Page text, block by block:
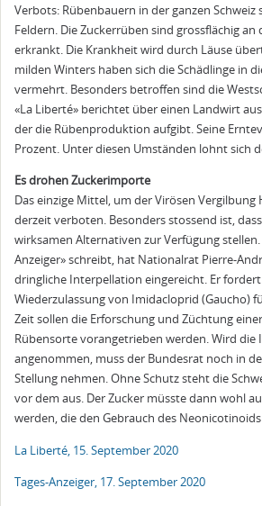
Verbots: Rübenbauern in der ganzen Schweiz
Feldern. Die Zuckerrüben sind grossflächig
erkrankt. Die Krankheit wird durch Läuse
milden Winters haben sich die Schädlinge in
vermehrt. Besonders betroffen sind die
«La Liberté» berichtet über einen Landwirt
der die Rübenproduktion aufgibt. Seine
Prozent. Unter diesen Umständen lohnt sich
Es drohen Zuckerimporte
Das einzige Mittel, um der Virösen Vergilbung
derzeit verboten. Besonders stossend ist,
wirksamen Alternativen zur Verfügung stellen.
Anzeiger» schreibt, hat Nationalrat Pierre-
dringliche Interpellation eingereicht. Er
Wiederzulassung von Imidacloprid (Gaucho)
Zeit sollen die Erforschung und Züchtung
Rübensorte vorangetrieben werden. Wird die
angenommen, muss der Bundesrat noch in
Stellung nehmen. Ohne Schutz steht die
vor dem aus. Der Zucker müsste dann wohl
werden, die den Gebrauch des
La Liberté, 15. September 2020
Tages-Anzeiger, 17. September 2020